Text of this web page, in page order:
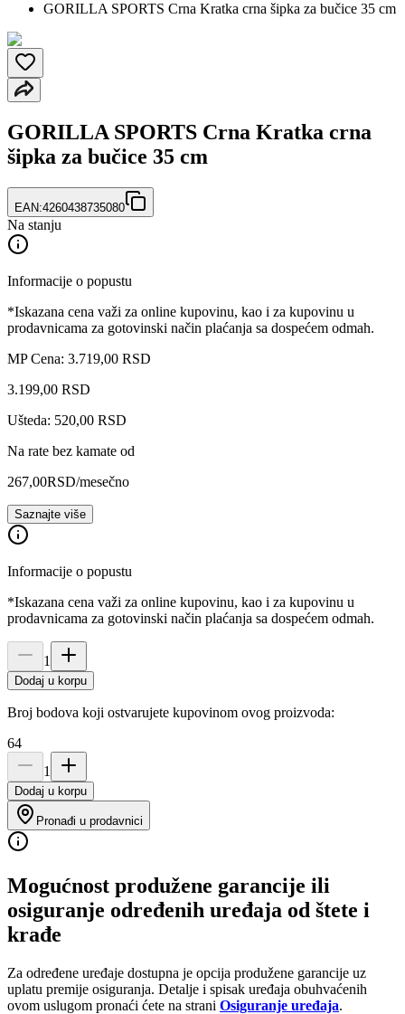
GORILLA SPORTS Crna Kratka crna šipka za bučice 35 cm
GORILLA SPORTS Crna Kratka crna
šipka za bučice 35 cm
EAN:4260438735080
Na stanju
Informacije o popustu
*Iskazana cena važi za online kupovinu, kao i za kupovinu u
prodavnicama za gotovinski način plaćanja sa dospećem odmah.
MP Cena: 3.719,00 RSD
3.199,00 RSD
Ušteda: 520,00 RSD
Na rate bez kamate od
267,00RSD/mesečno
Saznajte više
Informacije o popustu
*Iskazana cena važi za online kupovinu, kao i za kupovinu u
prodavnicama za gotovinski način plaćanja sa dospećem odmah.
1
Dodaj u korpu
Broj bodova koji ostvarujete kupovinom ovog proizvoda:
64
1
Dodaj u korpu
Pronađi u prodavnici
Mogućnost produžene garancije ili
osiguranje određenih uređaja od štete i
krađe
Za određene uređaje dostupna je opcija produžene garancije uz
uplatu premije osiguranja. Detalje i spisak uređaja obuhvaćenih
ovom uslugom pronaći ćete na strani Osiguranje uređaja.